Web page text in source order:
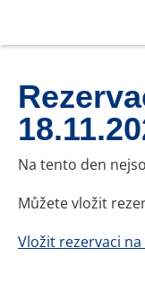
Na tento den
Můžete vložit
Vložit rezervaci